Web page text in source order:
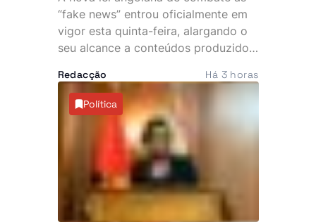
publicados no
estrangeiro
“fake news” entrou oficialmente em
vigor esta quinta-feira, alargando o
seu alcance a conteúdos produzidos
como destinatário o público
angolano. O diploma impõe novas
regras às plataformas digitais,
endurece as sanções e agrava as
penas para quem produzir ou
divulgar informações falsas.
Redacção Há 3 horas
Política